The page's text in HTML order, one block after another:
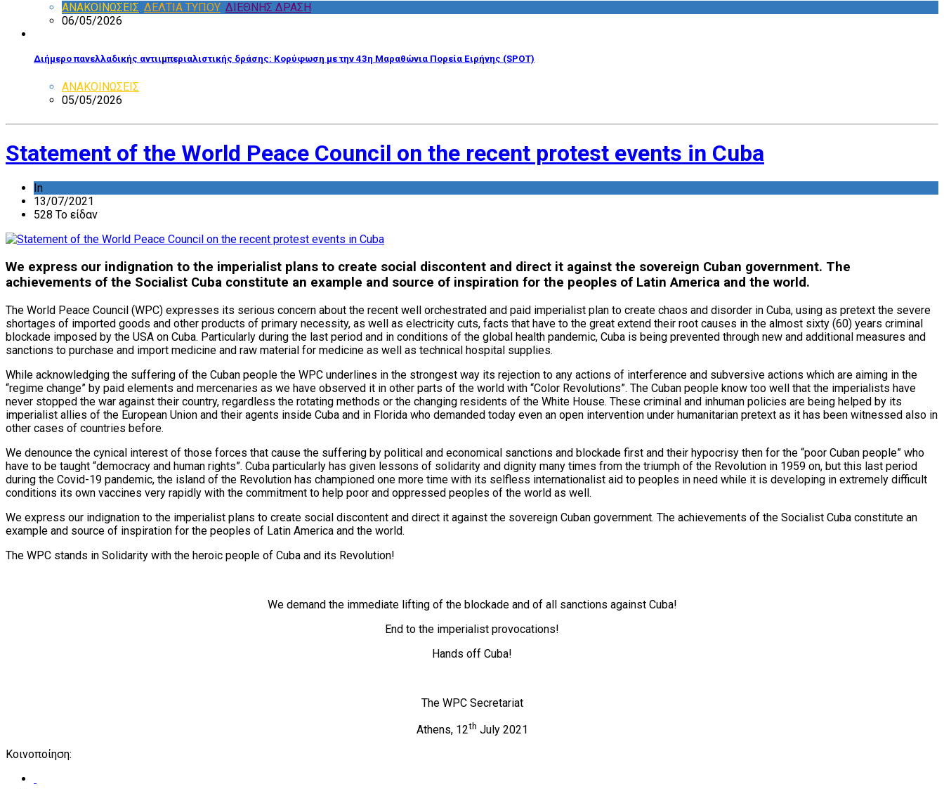
ΑΝΑΚΟΙΝΩΣΕΙΣ ΔΕΛΤΙΑ ΤΥΠΟΥ ΔΙΕΘΝΗΣ ΔΡΑΣΗ
06/05/2026
Διήμερο πανελλαδικής αντιιμπεριαλιστικής δράσης: Κορύφωση με την 43η Μαραθώνια Πορεία Ειρήνης (SPOT)
ΑΝΑΚΟΙΝΩΣΕΙΣ
05/05/2026
Statement of the World Peace Council on the recent protest events in Cuba
In
13/07/2021
528 Το είδαν
We express our indignation to the imperialist plans to create social discontent and direct it against the sovereign Cuban government. The
achievements of the Socialist Cuba constitute an example and source of inspiration for the peoples of Latin America and the world.
The World Peace Council (WPC) expresses its serious concern about the recent well orchestrated and paid imperialist plan to create chaos and disorder in Cuba, using as pretext the severe
shortages of imported goods and other products of primary necessity, as well as electricity cuts, facts that have to the great extend their root causes in the almost sixty (60) years criminal
blockade imposed by the USA on Cuba. Particularly during the last period and in conditions of the global health pandemic, Cuba is being prevented through new and additional measures and
sanctions to purchase and import medicine and raw material for medicine as well as technical hospital supplies.
While acknowledging the suffering of the Cuban people the WPC underlines in the strongest way its rejection to any actions of interference and subversive actions which are aiming in the
“regime change” by paid elements and mercenaries as we have observed it in other parts of the world with “Color Revolutions”. The Cuban people know too well that the imperialists have
never stopped the war against their country, regardless the rotating methods or the changing residents of the White House. These criminal and inhuman policies are being helped by its
imperialist allies of the European Union and their agents inside Cuba and in Florida who demanded today even an open intervention under humanitarian pretext as it has been witnessed also in
other cases of countries before.
We denounce the cynical interest of those forces that cause the suffering by political and economical sanctions and blockade first and their hypocrisy then for the “poor Cuban people” who
have to be taught “democracy and human rights”. Cuba particularly has given lessons of solidarity and dignity many times from the triumph of the Revolution in 1959 on, but this last period
during the Covid-19 pandemic, the island of the Revolution has championed one more time with its selfless internationalist aid to peoples in need while it is developing in extremely difficult
conditions its own vaccines very rapidly with the commitment to help poor and oppressed peoples of the world as well.
We express our indignation to the imperialist plans to create social discontent and direct it against the sovereign Cuban government. The achievements of the Socialist Cuba constitute an
example and source of inspiration for the peoples of Latin America and the world.
The WPC stands in Solidarity with the heroic people of Cuba and its Revolution!
We demand the immediate lifting of the blockade and of all sanctions against Cuba!
End to the imperialist provocations!
Hands off Cuba!
The WPC Secretariat
Athens, 12th July 2021
Κοινοποίηση: